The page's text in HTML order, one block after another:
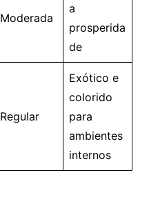
Moderada
a
prosperida
de
Regular
Exótico e
colorido
para
ambientes
internos